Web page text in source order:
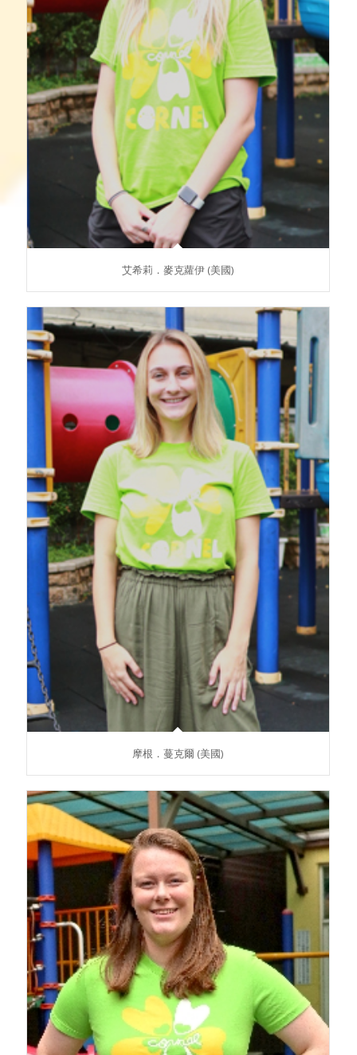
艾希莉．麥克蘿伊 (美國)
摩根．蔓克爾 (美國)